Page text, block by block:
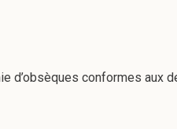
d’obsèques conformes aux